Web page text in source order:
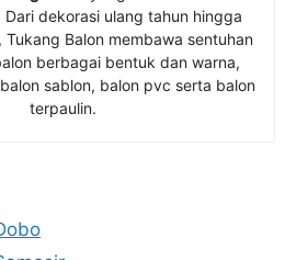
dekorasi ulang tahun hingga
Balon membawa sentuhan
berbagai bentuk dan warna,
sablon, balon pvc serta balon
terpaulin.